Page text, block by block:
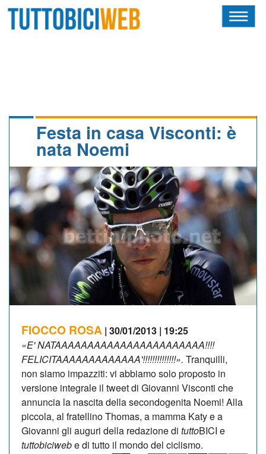
CALENDARIO
OSCAR
ALBI D'ORO
NEWSLETTER
Festa in casa Visconti: è
nata Noemi
FIOCCO ROSA | 30/01/2013 | 19:25
«E' NATAAAAAAAAAAAAAAAAAAAAAAA!!!!
FELICITAAAAAAAAAAAAA'!!!!!!!!!!!!!!». Tranquilli,
non siamo impazziti: vi abbiamo solo proposto in
versione integrale il tweet di Giovanni Visconti che
annuncia la nascita della secondogenita Noemi! Alla
piccola, al fratellino Thomas, a mamma Katy e a
Giovanni gli auguri della redazione di tuttoBICI e
tuttobiciwebe di tutto il mondo del ciclismo.